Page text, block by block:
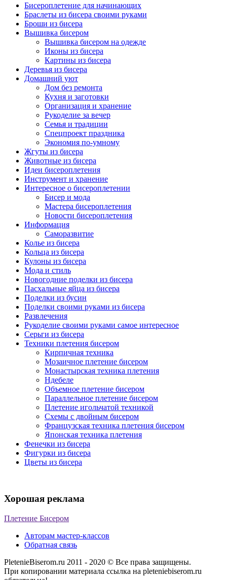
Бисероплетение для начинающих
Браслеты из бисера своими руками
Броши из бисера
Вышивка бисером
Вышивка бисером на одежде
Иконы из бисера
Картины из бисера
Деревья из бисера
Домашний уют
Дом без ремонта
Кухня и заготовки
Организация и хранение
Рукоделие за вечер
Семья и традиции
Спецпроект праздника
Экономия по-умному
Жгуты из бисера
Животные из бисера
Идеи бисероплетения
Инструмент и хранение
Интересное о бисероплетении
Бисер и мода
Мастера бисероплетения
Новости бисероплетения
Информация
Саморазвитие
Колье из бисера
Кольца из бисера
Кулоны из бисера
Мода и стиль
Новогодние поделки из бисера
Пасхальные яйца из бисера
Поделки из бусин
Поделки своими руками из бисера
Развлечения
Рукоделие своими руками самое интересное
Серьги из бисера
Техники плетения бисером
Кирпичная техника
Мозаичное плетение бисером
Монастырская техника плетения
Ндебеле
Объемное плетение бисером
Параллельное плетение бисером
Плетение игольчатой техникой
Схемы с двойным бисером
Французская техника плетения бисером
Японская техника плетения
Фенечки из бисера
Фигурки из бисера
Цветы из бисера
Хорошая реклама
Плетение Бисером
Авторам мастер-классов
Обратная связь
PletenieBiserom.ru 2011 - 2020 © Все права защищены.
При копировании материала ссылка на pleteniebiserom.ru